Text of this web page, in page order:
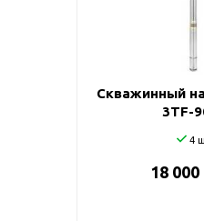
Джилекс
Скважинный
3TF-
4
18 000